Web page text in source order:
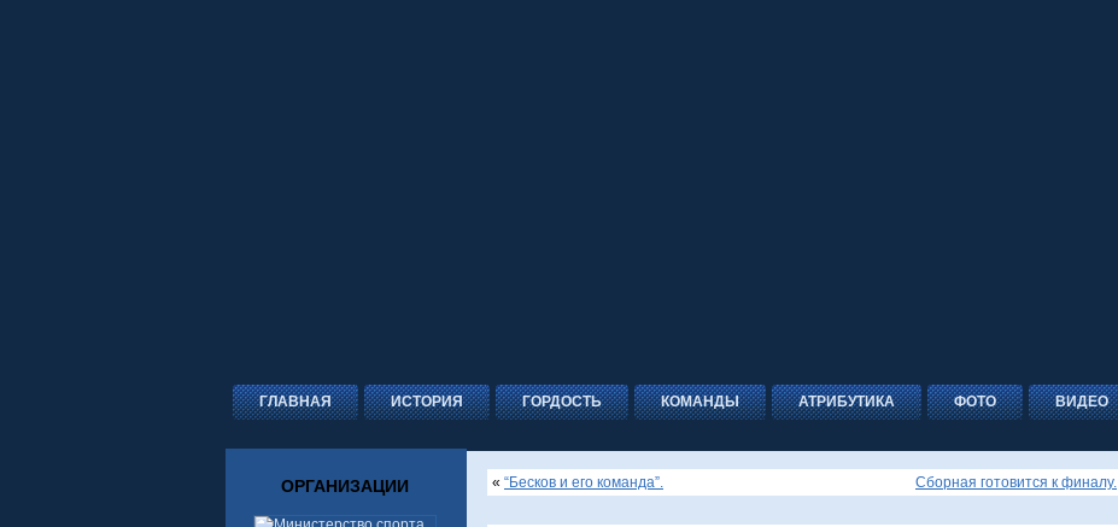
ГЛАВНАЯ ИСТОРИЯ ГОРДОСТЬ КОМАНДЫ АТРИБУТИКА ФОТО ВИДЕО
ОРГАНИЗАЦИИ « “Бесков и его команда”. Сборная готовится к финалу.